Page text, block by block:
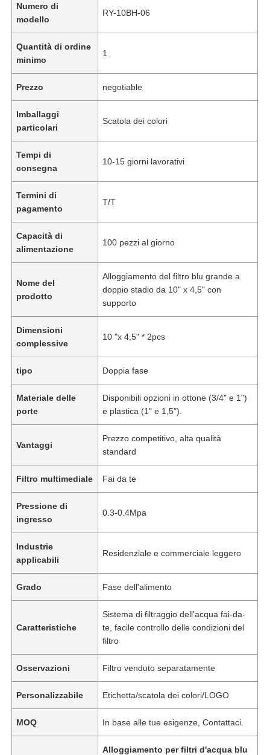
Numero di
modello
RY-10BH-06
Quantità di ordine
minimo
1
Prezzo negotiable
Imballaggi
particolari
Scatola dei colori
Tempi di
consegna
10-15 giorni lavorativi
Termini di
pagamento
T/T
Capacità di
alimentazione
100 pezzi al giorno
Nome del
prodotto
Alloggiamento del filtro blu grande a
doppio stadio da 10" x 4,5" con
supporto
Dimensioni
complessive
10 "x 4,5" * 2pcs
tipo Doppia fase
Materiale delle
porte
Disponibili opzioni in ottone (3/4" e 1")
e plastica (1" e 1,5").
Vantaggi
Prezzo competitivo, alta qualità
standard
Filtro multimediale Fai da te
Pressione di
ingresso
0.3-0.4Mpa
Industrie
applicabili
Residenziale e commerciale leggero
Grado Fase dell'alimento
Caratteristiche
Sistema di filtraggio dell'acqua fai-da-
te, facile controllo delle condizioni del
filtro
Osservazioni Filtro venduto separatamente
Personalizzabile Etichetta/scatola dei colori/LOGO
MOQ In base alle tue esigenze, Contattaci.
Alloggiamento per filtri d'acqua blu